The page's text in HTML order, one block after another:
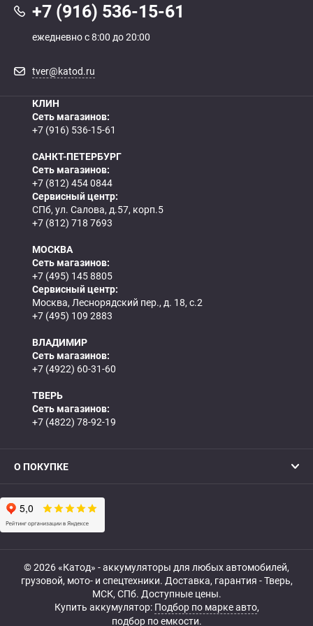
+7 (916) 536-15-61
ежедневно с 8:00 до 20:00
tver@katod.ru
КЛИН
Сеть магазинов:
+7 (916) 536-15-61
САНКТ-ПЕТЕРБУРГ
Сеть магазинов:
+7 (812) 454 0844
Сервисный центр:
СПб, ул. Салова, д.57, корп.5
+7 (812) 718 7693
МОСКВА
Сеть магазинов:
+7 (495) 145 8805
Сервисный центр:
Москва, Леснорядский пер., д. 18, с.2
+7 (495) 109 2883
ВЛАДИМИР
Сеть магазинов:
+7 (4922) 60-31-60
ТВЕРЬ
Сеть магазинов:
+7 (4822) 78-92-19
О ПОКУПКЕ
© 2026 «Катод» - аккумуляторы для любых автомобилей,
грузовой, мото- и спецтехники. Доставка, гарантия - Тверь,
МСК, СПб. Доступные цены.
Купить аккумулятор: Подбор по марке авто,
подбор по емкости.